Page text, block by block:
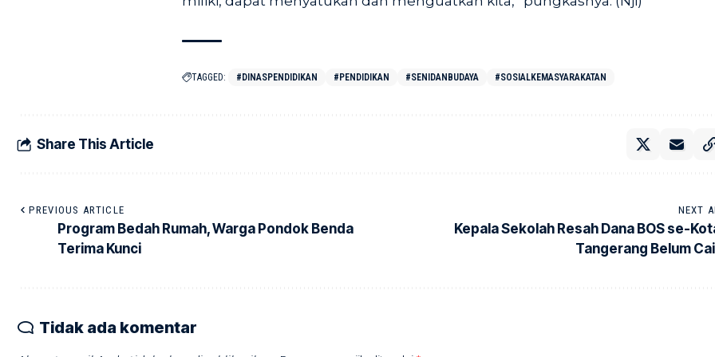
TAGGED: #DINASPENDIDIKAN #PENDIDIKAN #SENIDANBUDAYA #SOSIALKEMASYARAKATAN
Share This Article
PREVIOUS ARTICLE
Program Bedah Rumah, Warga Pondok Benda
Terima Kunci
NEXT
Kepala Sekolah Resah Dana BOS se-
Tangerang Belum
Tidak ada komentar